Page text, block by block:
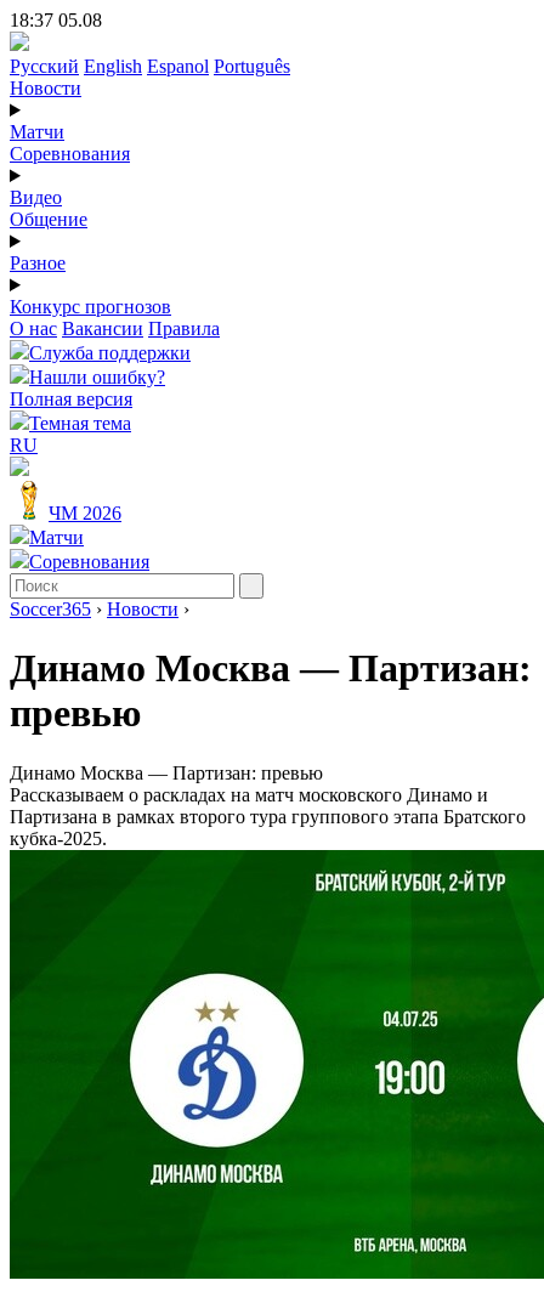
18:37 05.08
Русский English Espanol Português
Новости
Матчи
Соревнования
Видео
Общение
Разное
Конкурс прогнозов
О нас Вакансии Правила
Служба поддержки
Нашли ошибку?
Полная версия
Темная тема
RU
ЧМ 2026
Матчи
Соревнования
Soccer365 › Новости ›
Динамо Москва ― Партизан:
превью
Динамо Москва ― Партизан: превью
Рассказываем о раскладах на матч московского Динамо и
Партизана в рамках второго тура группового этапа Братского
кубка-2025.